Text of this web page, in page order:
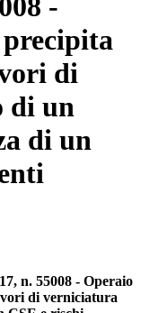
precipita
di
di un
di un
n. 55008 - Operaio
di verniciatura